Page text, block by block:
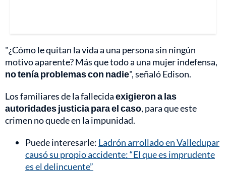
"¿Cómo le quitan la vida a una persona sin ningún
motivo aparente? Más que todo a una mujer indefensa,
no tenía problemas con nadie", señaló Edison.
Los familiares de la fallecidaexigieron a las
autoridades justicia para el caso, para que este
crimen no quede en la impunidad.
Puede interesarle: Ladrón arrollado en Valledupar
causó su propio accidente: “El que es imprudente
es el delincuente”